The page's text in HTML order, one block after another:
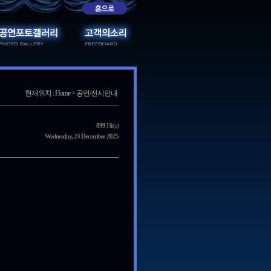
현재위치 : Home > 공연/전시안내
899Hit(s)
Wednesday, 24 December 2025